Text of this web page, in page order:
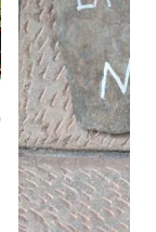
5‑დან